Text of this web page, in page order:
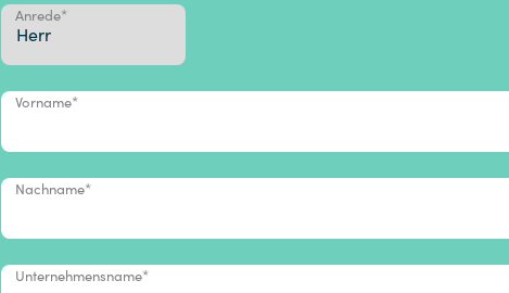
Anrede*
Vorname*
Nachname*
Unternehmensname*